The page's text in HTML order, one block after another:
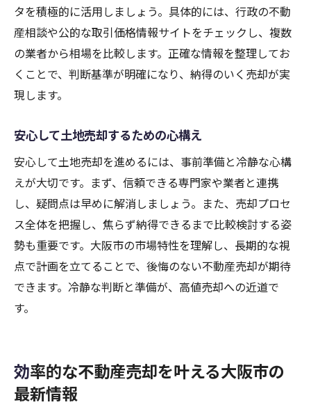
タを積極的に活用しましょう。具体的には、行政の不動
産相談や公的な取引価格情報サイトをチェックし、複数
の業者から相場を比較します。正確な情報を整理してお
くことで、判断基準が明確になり、納得のいく売却が実
現します。
安心して土地売却するための心構え
安心して土地売却を進めるには、事前準備と冷静な心構
えが大切です。まず、信頼できる専門家や業者と連携
し、疑問点は早めに解消しましょう。また、売却プロセ
ス全体を把握し、焦らず納得できるまで比較検討する姿
勢も重要です。大阪市の市場特性を理解し、長期的な視
点で計画を立てることで、後悔のない不動産売却が期待
できます。冷静な判断と準備が、高値売却への近道で
す。
効率的な不動産売却を叶える大阪市の
最新情報